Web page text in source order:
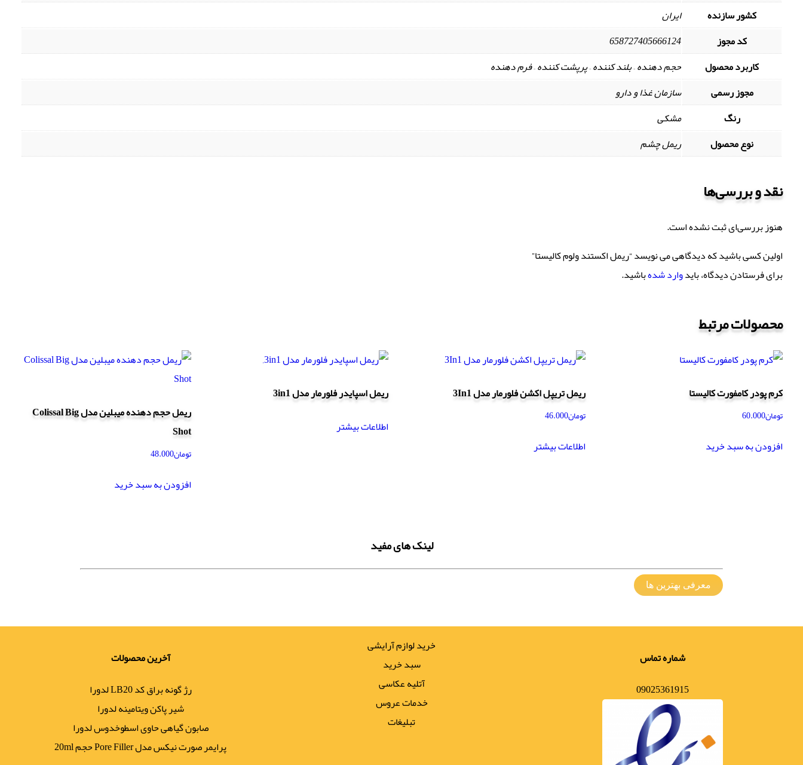
کشور سازنده
ایران
کد مجوز
658727405666124
کاربرد محصول
حجم دهنده – بلند کننده – پرپشت کننده – فرم دهنده
مجوز رسمی
سازمان غذا و دارو
رنگ
مشکی
نوع محصول
ریمل چشم
نقد و بررسی‌ها
هنوز بررسی‌ای ثبت نشده است.
اولین کسی باشید که دیدگاهی می نویسد “ریمل اکستند ولوم کالیستا”
برای فرستادن دیدگاه، بایدوارد شدهباشید.
محصولات مرتبط
کرم پودر کامفورت کالیستا
تومان60.000
افزودن به سبد خرید
ریمل تریپل اکشن فلورمار مدل 3In1
تومان46.000
اطلاعات بیشتر
ریمل اسپایدر فلورمار مدل 3in1
اطلاعات بیشتر
ریمل حجم دهنده میبلین مدل Colissal Big
Shot
تومان48.000
افزودن به سبد خرید
لینک های مفید
معرفی بهترین ها
شماره تماس
09025361915
خرید لوازم آرایشی
سبد خرید
آتلیه عکاسی
خدمات عروس
تبلیغات
آخرین محصولات
رژ گونه براق کد LB20 لدورا
شیر پاکن ویتامینه لدورا
صابون گیاهی حاوی اسطوخدوس لدورا
پرایمر صورت نیکس مدل Pore Filler حجم 20ml